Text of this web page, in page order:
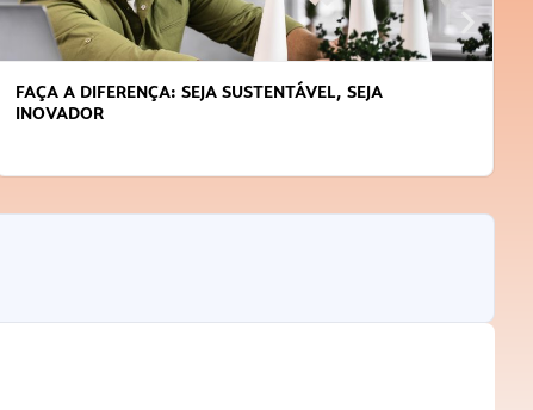
FAÇA A DIFERENÇA: SEJA SUSTENTÁVEL, SEJA
INOVADOR